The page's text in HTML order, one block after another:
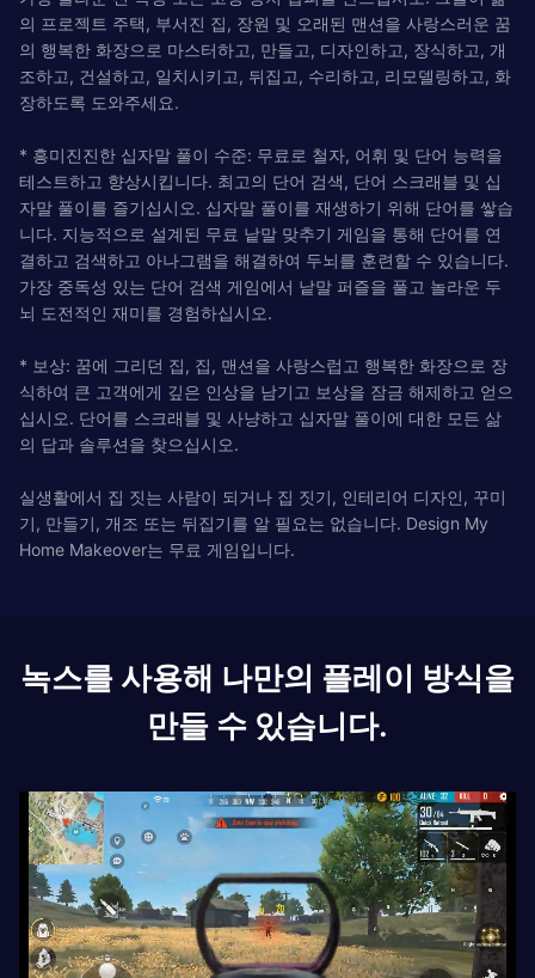
의 프로젝트 주택, 부서진 집, 장원 및 오래된 맨션을 사랑스러운 꿈
의 행복한 화장으로 마스터하고, 만들고, 디자인하고, 장식하고, 개
조하고, 건설하고, 일치시키고, 뒤집고, 수리하고, 리모델링하고, 화
장하도록 도와주세요.
* 흥미진진한 십자말 풀이 수준: 무료로 철자, 어휘 및 단어 능력을
테스트하고 향상시킵니다. 최고의 단어 검색, 단어 스크래블 및 십
자말 풀이를 즐기십시오. 십자말 풀이를 재생하기 위해 단어를 쌓습
니다. 지능적으로 설계된 무료 낱말 맞추기 게임을 통해 단어를 연
결하고 검색하고 아나그램을 해결하여 두뇌를 훈련할 수 있습니다.
가장 중독성 있는 단어 검색 게임에서 낱말 퍼즐을 풀고 놀라운 두
뇌 도전적인 재미를 경험하십시오.
* 보상: 꿈에 그리던 집, 집, 맨션을 사랑스럽고 행복한 화장으로 장
식하여 큰 고객에게 깊은 인상을 남기고 보상을 잠금 해제하고 얻으
십시오. 단어를 스크래블 및 사냥하고 십자말 풀이에 대한 모든 삶
의 답과 솔루션을 찾으십시오.
실생활에서 집 짓는 사람이 되거나 집 짓기, 인테리어 디자인, 꾸미
기, 만들기, 개조 또는 뒤집기를 알 필요는 없습니다. Design My
Home Makeover는 무료 게임입니다.
녹스를 사용해 나만의 플레이 방식을
만들 수 있습니다.